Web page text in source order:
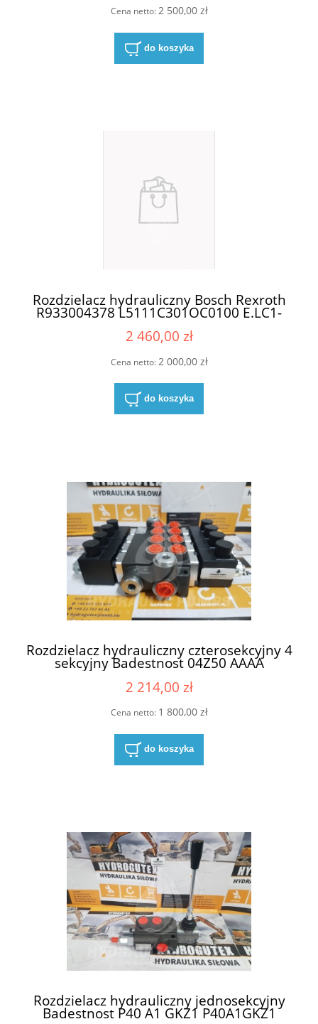
J50/EG24N9K4/A08M 5-
Cena netto:2 500,00 zł
do koszyka
Rozdzielacz hydrauliczny Bosch Rexroth
R933004378 L5111C301OC0100 E.LC1-
2 460,00 zł
Cena netto: 2 000,00 zł
do koszyka
Rozdzielacz hydrauliczny czterosekcyjny 4
sekcyjny Badestnost 04Z50 AAAA
ES324VDCG 04Z50AAAAES324VDCG
04Z50 AAAA ES3 24V DC G z cewkami 24V
przepływ 50 litrów /min
2 214,00 zł
Cena netto: 1 800,00 zł
do koszyka
Rozdzielacz hydrauliczny jednosekcyjny
Badestnost P40 A1 GKZ1 P40A1GKZ1